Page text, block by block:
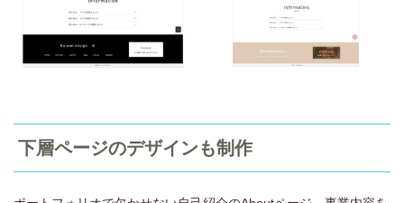
下層ページのデザインも制作